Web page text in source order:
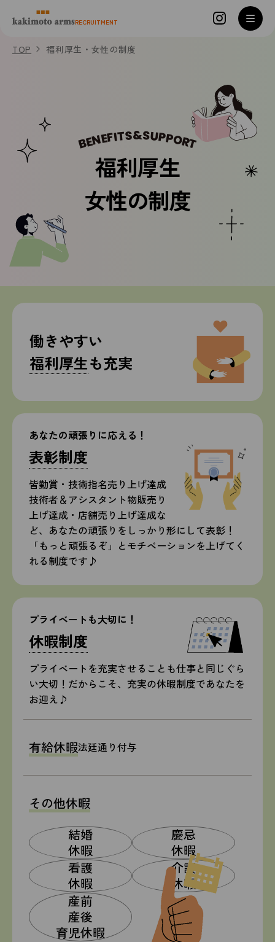
RECRUITMENT
TOP 福利厚生・女性の制度
BENEFITS&SUPPORT
福利厚生
女性の制度
働きやすい
福利厚生も充実
あなたの頑張りに応える！
表彰制度
皆勤賞・技術指名売り上げ達成
技術者＆アシスタント物販売り
上げ達成・店舗売り上げ達成な
ど、 あなたの頑張りをしっかり形にして表彰！
「もっと頑張るぞ」とモチベーションを上げてく
れる制度です♪
プライベートも大切に！
休暇制度
プライベートを充実させることも仕事と同じぐら
い大切！ だからこそ、充実の休暇制度であなたを
お迎え♪
有給休暇法廷通り付与
その他休暇
結婚
休暇
慶忌
休暇
看護
休暇
介護
休暇
産前
産後
育児休暇